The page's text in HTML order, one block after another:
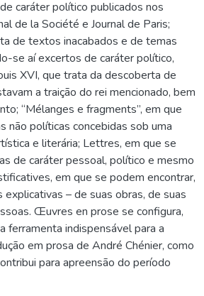
caráter político publicados nos
de la Société e Journal de Paris;
de textos inacabados e de temas
se aí excertos de caráter político,
XVI, que trata da descoberta de
a traição do rei mencionado, bem
“Mélanges e fragments”, em que
não políticas concebidas sob uma
e literária; Lettres, em que se
de caráter pessoal, político e mesmo
em que se podem encontrar,
explicativas – de suas obras, de suas
Œuvres en prose se configura,
ferramenta indispensável para a
em prosa de André Chénier, como
para apreensão do período